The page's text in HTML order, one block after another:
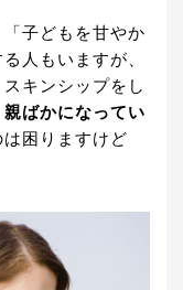
子どもを甘やか
人もいますが、
キンシップをし
親ばかになってい
困りますけど